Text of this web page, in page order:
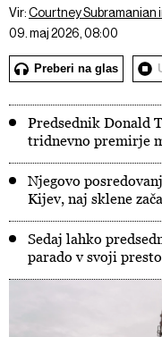
Vir:Courtney Subramanian
09. maj 2026, 08:00
Preberi na glas
Predsednik Donald
tridnevno premirje
Njegovo
Kijev, naj sklene
Sedaj lahko
parado v svoji